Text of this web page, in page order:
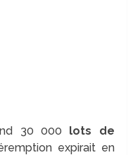
30 000 lots de
expirait en